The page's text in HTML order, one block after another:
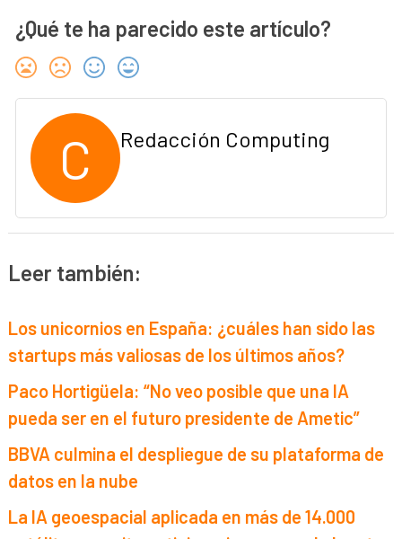
¿Qué te ha parecido este artículo?
C Redacción Computing
Leer también:
Los unicornios en España: ¿cuáles han sido las
startups más valiosas de los últimos años?
Paco Hortigüela: “No veo posible que una IA
pueda ser en el futuro presidente de Ametic”
BBVA culmina el despliegue de su plataforma de
datos en la nube
La IA geoespacial aplicada en más de 14.000